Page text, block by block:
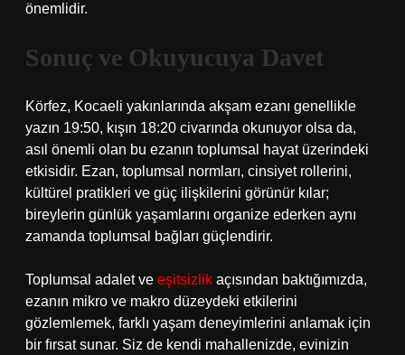
önemlidir.
Sonuç ve Okuyucuya Davet
Körfez, Kocaeli yakınlarında akşam ezanı genellikle
yazın 19:50, kışın 18:20 civarında okunuyor olsa da,
asıl önemli olan bu ezanın toplumsal hayat üzerindeki
etkisidir. Ezan, toplumsal normları, cinsiyet rollerini,
kültürel pratikleri ve güç ilişkilerini görünür kılar;
bireylerin günlük yaşamlarını organize ederken aynı
zamanda toplumsal bağları güçlendirir.
Toplumsal adalet ve eşitsizlik açısından baktığımızda,
ezanın mikro ve makro düzeydeki etkilerini
gözlemlemek, farklı yaşam deneyimlerini anlamak için
bir fırsat sunar. Siz de kendi mahallenizde, evinizin